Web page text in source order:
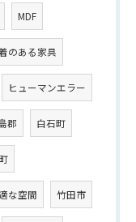
MDF
のある家具
ヒューマンエラー
郡 白石町
な空間 竹田市